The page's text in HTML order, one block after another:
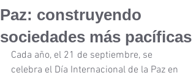
Paz: construyendo
sociedades más pacíficas
Cada año, el 21 de septiembre, se
celebra el Día Internacional de la Paz en